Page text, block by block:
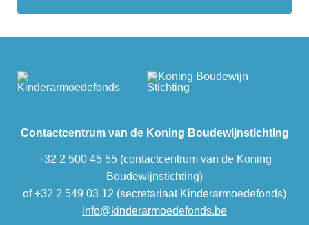
Contactcentrum van de Koning Boudewijnstichting
+32 2 500 45 55 (contactcentrum van de Koning
Boudewijnstichting)
of +32 2 549 03 12 (secretariaat Kinderarmoedefonds)
info@kinderarmoedefonds.be